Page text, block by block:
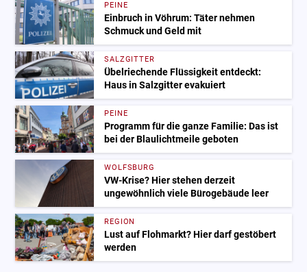
PEINE
Einbruch in Vöhrum: Täter nehmen
Schmuck und Geld mit
SALZGITTER
Übelriechende Flüssigkeit entdeckt:
Haus in Salzgitter evakuiert
PEINE
Programm für die ganze Familie: Das ist
bei der Blaulichtmeile geboten
WOLFSBURG
VW-Krise? Hier stehen derzeit
ungewöhnlich viele Bürogebäude leer
REGION
Lust auf Flohmarkt? Hier darf gestöbert
werden